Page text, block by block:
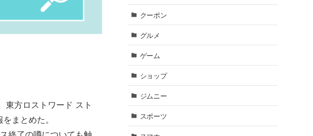
東方ロストワード スト
まとめた。
クーポン
グルメ
ゲーム
ショップ
ジムニー
スポーツ